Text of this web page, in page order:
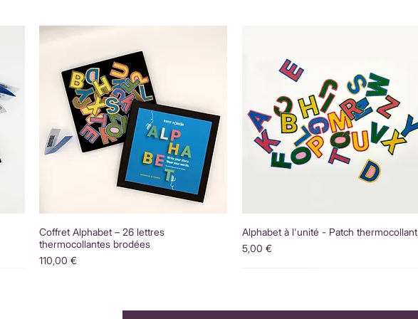
Coffret Alphabet – 26 lettres
thermocollantes brodées
Prix
110,00 €
Alphabet à l'unité - Patch thermocollant
Prix
5,00 €